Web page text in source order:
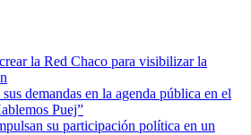
la Red Chaco para visibilizar la
demandas en la agenda pública en el
Puej”
su participación política en un